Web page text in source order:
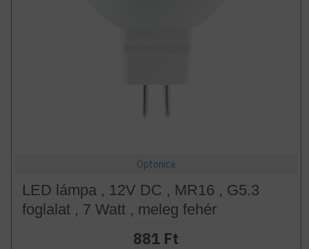
Optonica
LED lámpa , 12V DC , MR16 , G5.3
foglalat , 7 Watt , meleg fehér
881 Ft